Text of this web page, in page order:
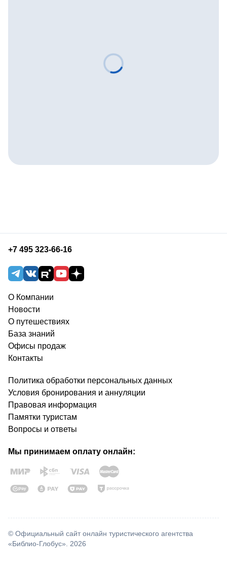
+7 495 323-66-16
О Компании
Новости
О путешествиях
База знаний
Офисы продаж
Контакты
Политика обработки персональных данных
Условия бронирования и аннуляции
Правовая информация
Памятки туристам
Вопросы и ответы
Мы принимаем оплату онлайн:
© Официальный сайт онлайн туристического агентства
«Библио-Глобус». 2026